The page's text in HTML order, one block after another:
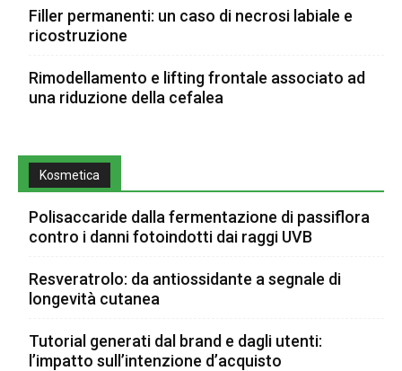
Filler permanenti: un caso di necrosi labiale e
ricostruzione
Rimodellamento e lifting frontale associato ad
una riduzione della cefalea
Kosmetica
Polisaccaride dalla fermentazione di passiflora
contro i danni fotoindotti dai raggi UVB
Resveratrolo: da antiossidante a segnale di
longevità cutanea
Tutorial generati dal brand e dagli utenti:
l’impatto sull’intenzione d’acquisto